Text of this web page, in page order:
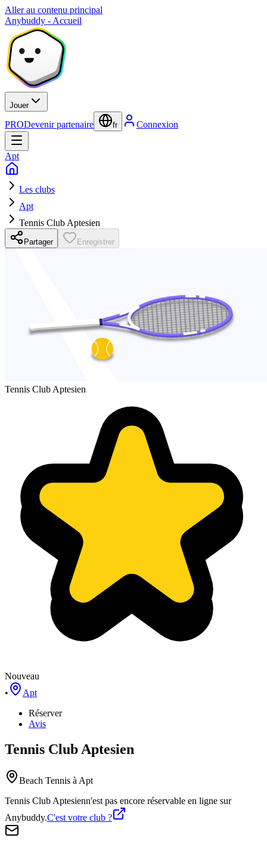
Aller au contenu principal
Anybuddy - Accueil
Jouer
PRODevenir partenaire fr Connexion
Apt
Les clubs
Apt
Tennis Club Aptesien
Partager Enregistrer
Tennis Club Aptesien
Nouveau
•
Apt
Réserver
Avis
Tennis Club Aptesien
Beach Tennis à Apt
Tennis Club Aptesienn'est pas encore réservable en ligne sur
Anybuddy.C'est votre club ?